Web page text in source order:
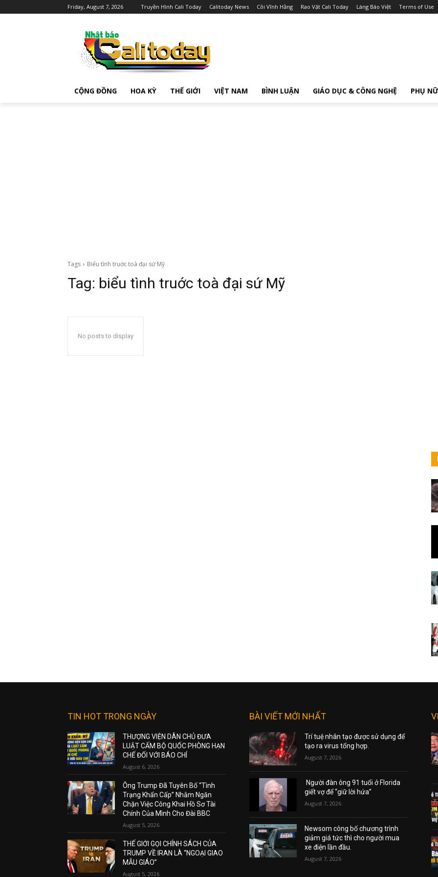
Friday, August 7, 2026 Truyền Hình Cali Today Calitoday News Cõi Vĩnh Hằng Rao Vặt Cali Today Làng Báo Việt Terms of Use
CỘNG ĐỒNG HOA KỲ THẾ GIỚI VIỆT NAM BÌNH LUẬN GIÁO DỤC & CÔNG NGHỆ PHỤ NỮ
Tags Biểu tình truớc toà đại sứ Mỹ
Tag: biểu tình truớc toà đại sứ Mỹ
No posts to display
TIN HOT TRONG NGÀY
THƯỢNG VIỆN DÂN CHỦ ĐƯA
LUẬT CẤM BỘ QUỐC PHÒNG HẠN
CHẾ ĐỐI VỚI BÁO CHÍ
August 6, 2026
Ông Trump Đã Tuyên Bố “Tình
Trạng Khẩn Cấp” Nhằm Ngăn
Chặn Việc Công Khai Hồ Sơ Tài
Chính Của Mình Cho Đài BBC
August 5, 2026
THẾ GIỚI GỌI CHÍNH SÁCH CỦA
TRUMP VỀ IRAN LÀ “NGOẠI GIAO
MẪU GIÁO”
August 5, 2026
BÀI VIẾT MỚI NHẤT
Trí tuệ nhân tạo được sử dụng để
tạo ra virus tổng hợp.
August 7, 2026
Người đàn ông 91 tuổi ở Florida
giết vợ để “giữ lời hứa”
August 7, 2026
Newsom công bố chương trình
giảm giá tức thì cho người mua
xe điện lần đầu.
August 7, 2026